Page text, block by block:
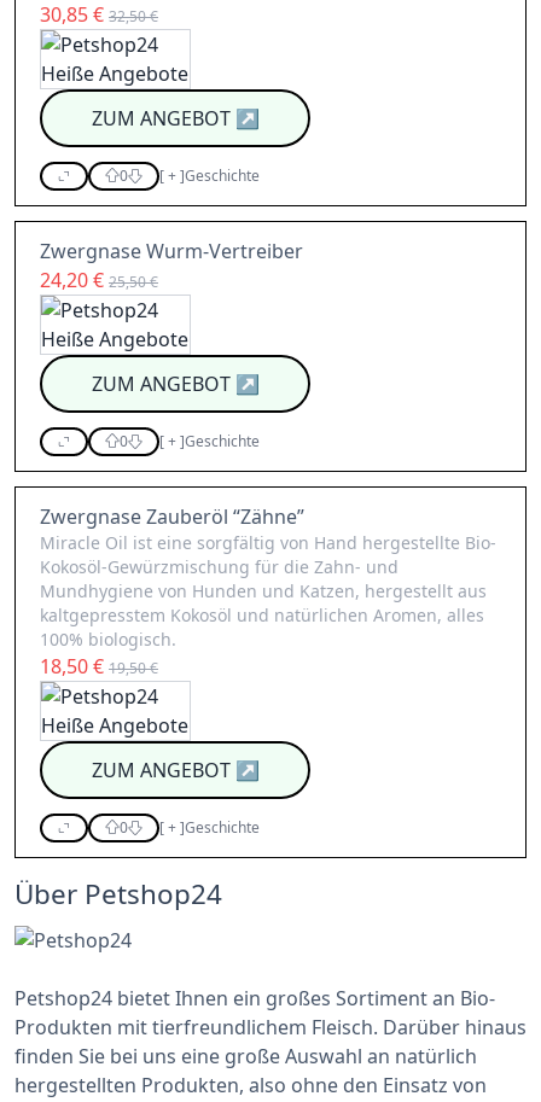
30,85 € 32,50 €
ZUM ANGEBOT↗
0 [+]Geschichte
Zwergnase Wurm-Vertreiber
24,20 € 25,50 €
ZUM ANGEBOT↗
0 [+]Geschichte
Zwergnase Zauberöl “Zähne”
Miracle Oil ist eine sorgfältig von Hand hergestellte Bio-
Kokosöl-Gewürzmischung für die Zahn- und
Mundhygiene von Hunden und Katzen, hergestellt aus
kaltgepresstem Kokosöl und natürlichen Aromen, alles
100% biologisch.
18,50 € 19,50 €
ZUM ANGEBOT↗
0 [+]Geschichte
Über Petshop24
Petshop24 bietet Ihnen ein großes Sortiment an Bio-
Produkten mit tierfreundlichem Fleisch. Darüber hinaus
finden Sie bei uns eine große Auswahl an natürlich
hergestellten Produkten, also ohne den Einsatz von